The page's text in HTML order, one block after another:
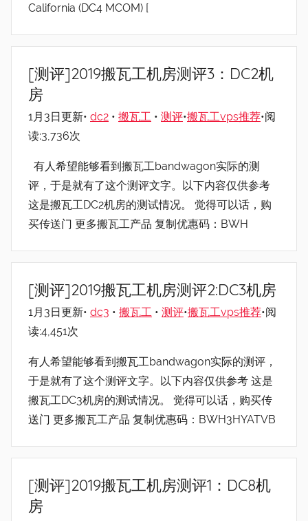
California (DC4 MCOM) [
[测评]2019搬瓦工机房测评3：DC2机
房
1月3日更新• dc2 • 搬瓦工 • 测评•搬瓦工vps推荐•阅
读:3,736次
有人希望能够看到搬瓦工bandwagon实际的测
评，于是就有了这个测评文字。以下内容仅供参考
这是搬瓦工DC2机房的测试情况。 觉得可以话，购
买传送门 更多搬瓦工产品 复制优惠码：BWH
[测评]2019搬瓦工机房测评2:DC3机房
1月3日更新• dc3 • 搬瓦工 • 测评•搬瓦工vps推荐•阅
读:4,451次
有人希望能够看到搬瓦工bandwagon实际的测评，
于是就有了这个测评文字。以下内容仅供参考 这是
搬瓦工DC3机房的测试情况。 觉得可以话，购买传
送门 更多搬瓦工产品 复制优惠码：BWH3HYATVB
[测评]2019搬瓦工机房测评1：DC8机
房